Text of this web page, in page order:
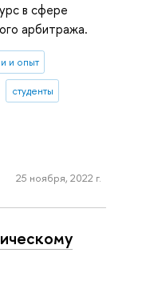
в сфере
арбитража.
и опыт
студенты
25 ноября, 2022 г.